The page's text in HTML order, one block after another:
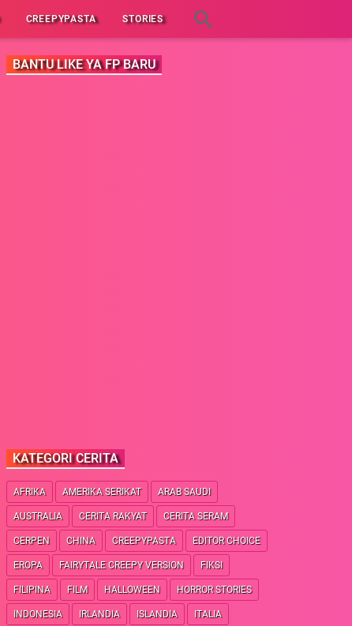
STORIES
CREEPYPASTA
BANTU LIKE YA FP BARU
KATEGORI CERITA
AFRIKA AMERIKA SERIKAT ARAB SAUDI
AUSTRALIA CERITA RAKYAT CERITA SERAM
CERPEN CHINA CREEPYPASTA EDITOR CHOICE
EROPA FAIRYTALE CREEPY VERSION FIKSI
FILIPINA FILM HALLOWEEN HORROR STORIES
INDONESIA IRLANDIA ISLANDIA ITALIA